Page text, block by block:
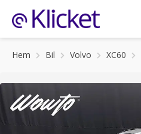
Hem Bil Volvo XC60